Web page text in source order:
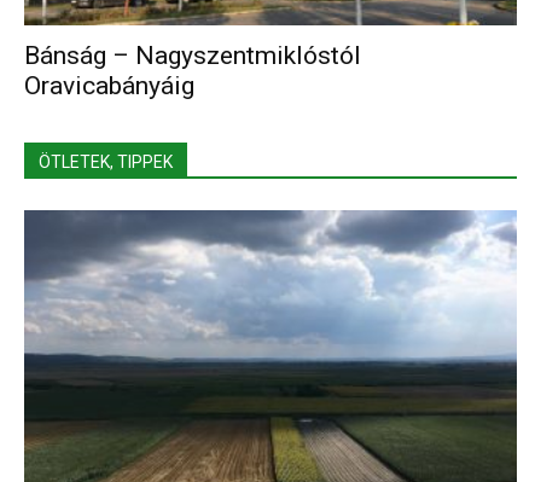
Bánság – Nagyszentmiklóstól
Oravicabányáig
ÖTLETEK, TIPPEK